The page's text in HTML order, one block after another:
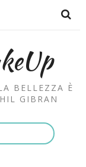
BELLEZZA È
GIBRAN